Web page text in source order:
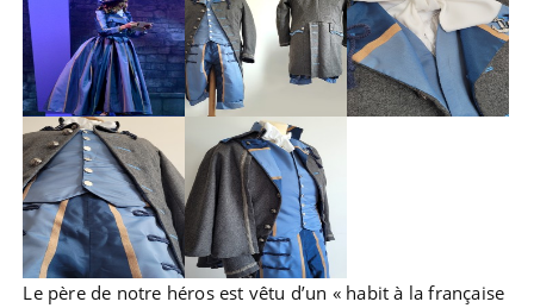
Le père de notre héros est vêtu d’un « habit à la française